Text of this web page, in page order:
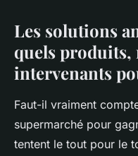
Les solutions
quels produits,
intervenants
Faut-il vraiment
supermarché pour
tentent le tout pour le